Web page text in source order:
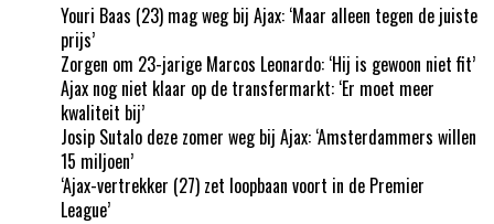
Youri Baas (23) mag weg bij Ajax: ‘Maar alleen tegen de juiste
prijs’
Zorgen om 23-jarige Marcos Leonardo: ‘Hij is gewoon niet fit’
Ajax nog niet klaar op de transfermarkt: ‘Er moet meer
kwaliteit bij’
Josip Sutalo deze zomer weg bij Ajax: ‘Amsterdammers willen
15 miljoen’
‘Ajax-vertrekker (27) zet loopbaan voort in de Premier
League’